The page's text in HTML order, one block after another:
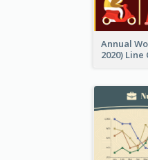
Annual
2020) Line